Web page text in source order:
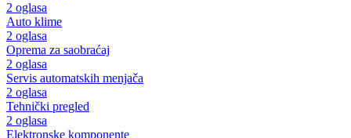
2 oglasa
Auto klime
2 oglasa
Oprema za saobraćaj
2 oglasa
Servis automatskih menjača
2 oglasa
Tehnički pregled
2 oglasa
Elektronske komponente